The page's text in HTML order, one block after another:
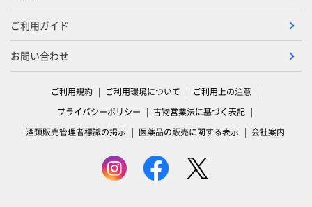
ご利用ガイド
お問い合わせ
ご利用規約 ご利用環境について
ご利用上の注意
プライバシーポリシー
古物営業法に基づく表記
酒類販売管理者標識の掲示
医薬品の販売に関する表示 会社案内